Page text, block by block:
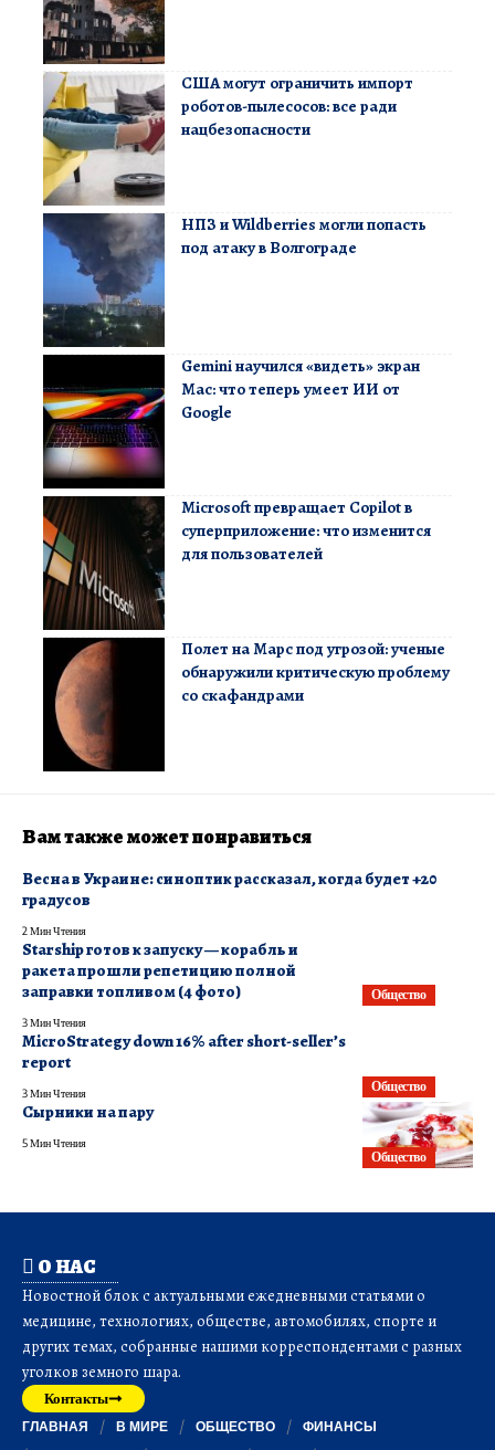
США могут ограничить импорт
роботов-пылесосов: все ради
нацбезопасности
НПЗ и Wildberries могли попасть
под атаку в Волгограде
Gemini научился «видеть» экран
Mac: что теперь умеет ИИ от
Google
Microsoft превращает Copilot в
суперприложение: что изменится
для пользователей
Полет на Марс под угрозой: ученые
обнаружили критическую проблему
со скафандрами
Вам также может понравиться
Весна в Украине: синоптик рассказал, когда будет +20
градусов
2 Мин Чтения
Общество
Starship готов к запуску — корабль и
ракета прошли репетицию полной
заправки топливом (4 фото)
3 Мин Чтения
Общество
MicroStrategy down 16% after short-seller’s
report
3 Мин Чтения
Общество
Сырники на пару
5 Мин Чтения
О НАС
Новостной блок с актуальными ежедневными статьями о
медицине, технологиях, обществе, автомобилях, спорте и
других темах, собранные нашими корреспондентами с разных
уголков земного шара.
Контакты
ГЛАВНАЯ В МИРЕ ОБЩЕСТВО
ФИНАНСЫ